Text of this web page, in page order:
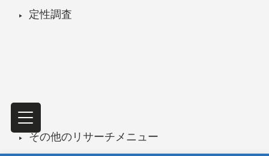
定性調査
その他のリサーチメニュー